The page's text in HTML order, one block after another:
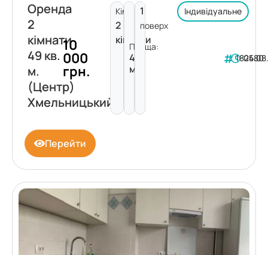
Оренда
2
кімнати
49 кв.
м.
(Центр)
Хмельницький
10
000
грн.
Кімнат:
2
кімнати
Площа:
49
м²
1
поверх
Індивідуальне
182480
Перейти